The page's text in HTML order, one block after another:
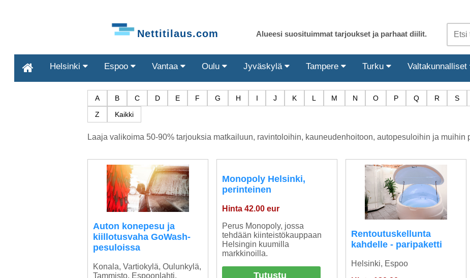
Nettitilaus.com Alueesi suosituimmat tarjoukset ja parhaat diilit.
Helsinki Espoo Vantaa Oulu Jyväskylä Tampere Turku Valtakunnalliset
A B C D E F G H I J K L M N O P Q R S
Z
Kaikki
Laaja valikoima 50-90% tarjouksia matkailuun, ravintoloihin, kauneudenhoitoon, autopesuloihin ja muihin
Auton konepesu ja
kiillotusvaha GoWash-
pesuloissa
Konala, Vartiokylä, Oulunkylä,
Tammisto, Espoonlahti,
Monopoly Helsinki,
perinteinen
Hinta 42.00 eur
Perus Monopoly, jossa
tehdään kiinteistökauppaan
Helsingin kuumilla
markkinoilla.
Tutustu
Rentoutuskellunta
kahdelle - paripaketti
Helsinki, Espoo